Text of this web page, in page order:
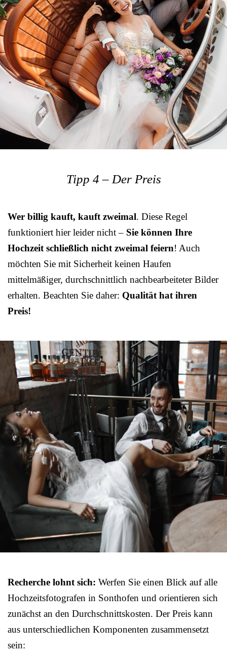
Tipp 4 – Der Preis
Wer billig kauft, kauft zweimal. Diese Regel
funktioniert hier leider nicht – Sie können Ihre
Hochzeit schließlich nicht zweimal feiern! Auch
möchten Sie mit Sicherheit keinen Haufen
mittelmäßiger, durchschnittlich nachbearbeiteter Bilder
erhalten. Beachten Sie daher: Qualität hat ihren
Preis!
Recherche lohnt sich: Werfen Sie einen Blick auf alle
Hochzeitsfotografen in Sonthofen und orientieren sich
zunächst an den Durchschnittskosten. Der Preis kann
aus unterschiedlichen Komponenten zusammensetzt
sein: